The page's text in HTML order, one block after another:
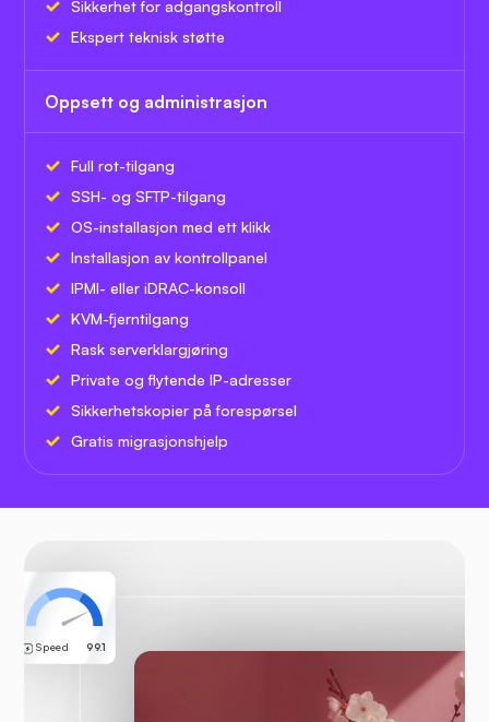
Sikkerhet for adgangskontroll
Ekspert teknisk støtte
Oppsett og administrasjon
Full rot-tilgang
SSH- og SFTP-tilgang
OS-installasjon med ett klikk
Installasjon av kontrollpanel
IPMI- eller iDRAC-konsoll
KVM-fjerntilgang
Rask serverklargjøring
Private og flytende IP-adresser
Sikkerhetskopier på forespørsel
Gratis migrasjonshjelp
Speed 99.1